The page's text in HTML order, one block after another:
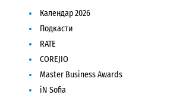
Календар 2026
Подкасти
RATE
COREJIO
Master Business Awards
iN Sofia